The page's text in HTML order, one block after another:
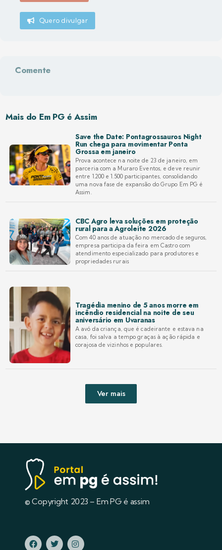
Quero divulgar
Comente
Mais do Em PG é Assim
Save the Date: Pontagrossauros Night
Run chega para movimentar Ponta
Grossa em janeiro
Prova acontece na noite de 23 de janeiro, em
parceria com a Muraro Eventos, e deve reunir
entre 1.200 e 1.500 participantes, consolidando
uma nova fase de expansão do Grupo Em PG é
Assim.
CBC Agro leva soluções em proteção
rural para a Agroleite 2026
Com 40 anos de atuação no mercado de seguros,
empresa participa da feira em Castro com
atendimento especializado para produtores e
propriedades rurais
Tragédia menino de 5 anos morre em
incêndio residencial na noite de seu
aniversário em Uvaranas
A avó da criança, que é cadeirante e estava na
casa, foi salva a tempo graças à ação rápida e
corajosa de vizinhos e populares.
Ver mais
© Copyright 2023 – Em PG é assim